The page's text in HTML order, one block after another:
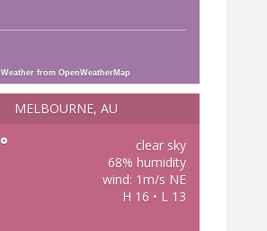
Weather from OpenWeatherMap
MELBOURNE, AU
°
clear sky
68% humidity
wind: 1m/s NE
H 16 • L 13